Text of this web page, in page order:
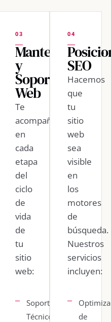
03
Mantenimiento
y
Soporte
Web
Te
acompañamos
en
cada
etapa
del
ciclo
de
vida
de
tu
sitio
web:
Soporte
Técnico
04
SEO
Hacemos
que
tu
sitio
web
sea
visible
en
los
motores
de
búsqueda.
Nuestros
servicios
incluyen:
de